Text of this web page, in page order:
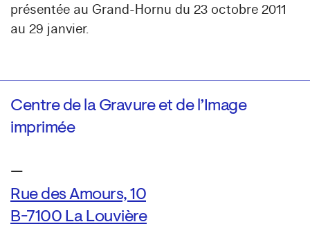
présentée au Grand-Hornu du 23 octobre 2011
au 29 janvier.
Centre de la Gravure et de l’Image
imprimée
—
Rue des Amours, 10
B-7100 La Louvière